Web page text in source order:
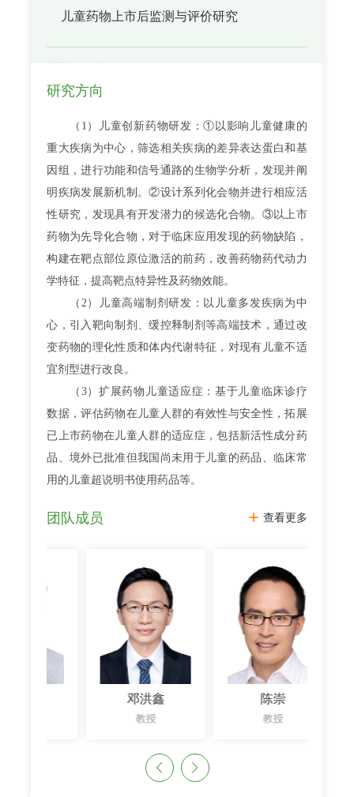
儿童药物上市后监测与评价研究
研究方向
（1）儿童创新药物研发：①以影响儿童健康的
重大疾病为中心，筛选相关疾病的差异表达蛋白和基
因组，进行功能和信号通路的生物学分析，发现并阐
明疾病发展新机制。②设计系列化会物并进行相应活
性研究，发现具有开发潜力的候选化合物。③以上市
药物为先导化合物，对于临床应用发现的药物缺陷，
构建在靶点部位原位激活的前药，改善药物药代动力
学特征，提高靶点特异性及药物效能。
（2）儿童高端制剂研发：以儿童多发疾病为中
心，引入靶向制剂、缓控释制剂等高端技术，通过改
变药物的理化性质和体内代谢特征，对现有儿童不适
宜剂型进行改良。
（3）扩展药物儿童适应症：基于儿童临床诊疗
数据，评估药物在儿童人群的有效性与安全性，拓展
已上市药物在儿童人群的适应症，包括新活性成分药
品、境外已批准但我国尚未用于儿童的药品、临床常
用的儿童超说明书使用药品等。
团队成员 查看更多
邓洪鑫